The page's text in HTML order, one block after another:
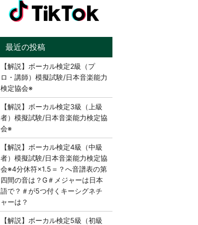
【解説】ボーカル検定2級（プ
ロ・講師）模擬試験/日本音楽能力
検定協会※
【解説】ボーカル検定3級（上級
者）模擬試験/日本音楽能力検定協
会※
【解説】ボーカル検定4級（中級
者）模擬試験/日本音楽能力検定協
会※4分休符×1.5＝？へ音譜表の第
四間の音は？G＃メジャーは日本
語で？＃が5つ付くキーシグネチ
ャーは？
【解説】ボーカル検定5級（初級